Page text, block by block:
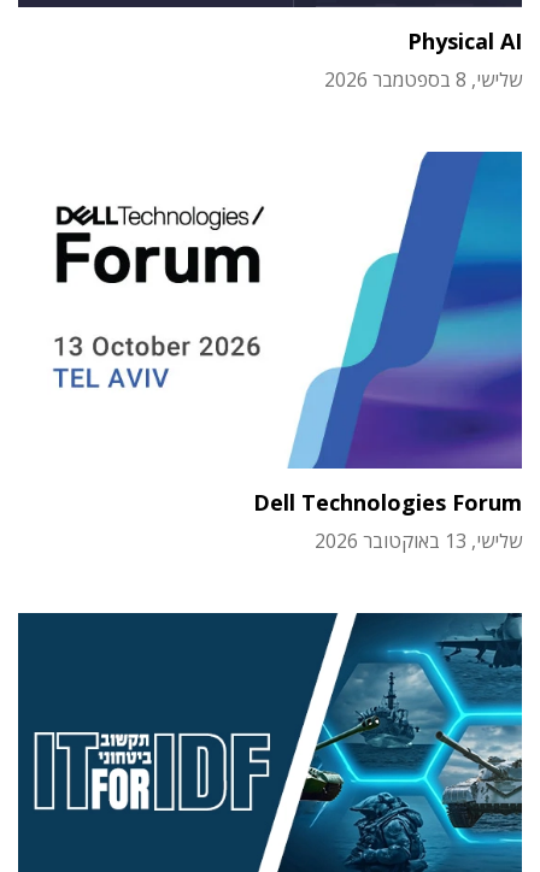
Physical AI
שלישי, 8 בספטמבר 2026
Dell Technologies Forum
שלישי, 13 באוקטובר 2026